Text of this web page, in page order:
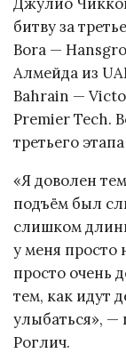
битву за
Bora —
Алмейда из
Bahrain —
Premier Tech.
третьего
«Я доволен
подъём был
слишком
у меня просто
просто очень
тем, как идут
улыбаться»,
Роглич.